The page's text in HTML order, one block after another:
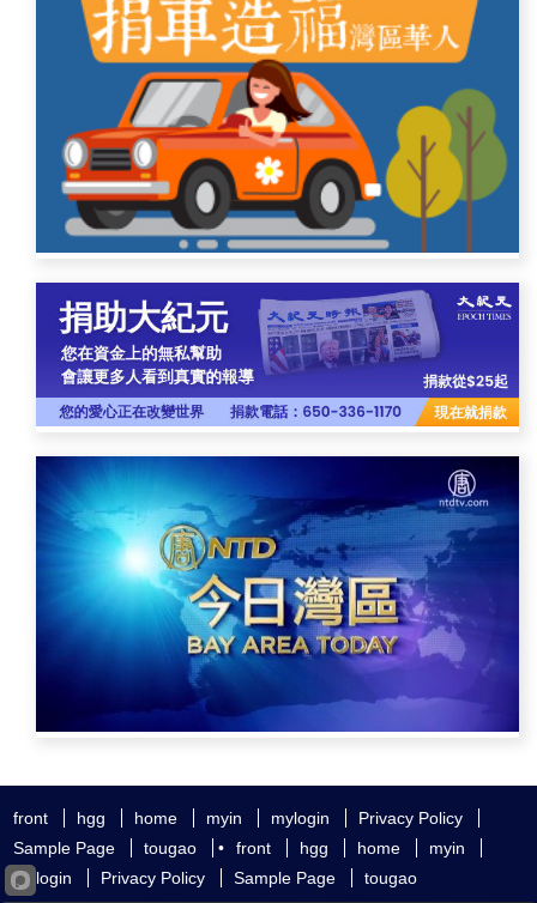
front hgg home myin mylogin
Privacy Policy
Sample Page
tougao • front hgg home
myin
mylogin
Privacy Policy Sample Page tougao